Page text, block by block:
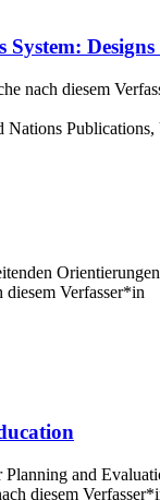
nach diesem
Nations
diesem Verfasser*in
Planning and
diesem